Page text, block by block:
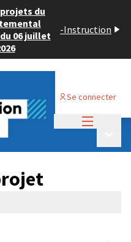
du
06 juillet
-Instruction
Se connecter